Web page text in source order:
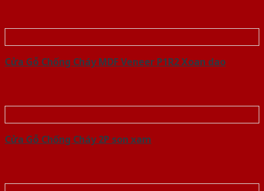
Cửa Gỗ Chống Cháy MDF Veneer P1R2 Xoan dao
Cửa Gỗ Chống Cháy 2P son xam